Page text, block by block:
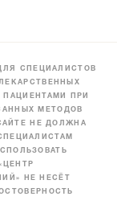
СПЕЦИАЛИСТОВ
ПРИ
МЕТОДОВ
НЕ ДОЛЖНА
НЕ НЕСЁТ